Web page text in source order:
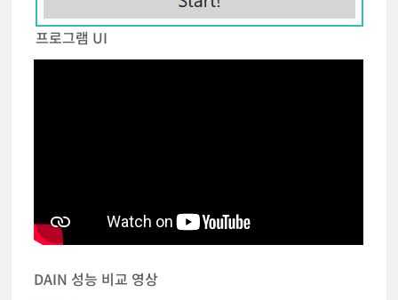
프로그램 UI
DAIN 성능 비교 영상